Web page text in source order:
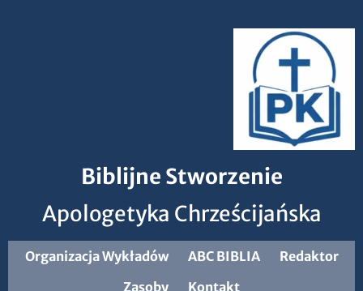
Biblijne Stworzenie
Apologetyka Chrześcijańska
Organizacja Wykładów ABC BIBLIA
Redaktor
Zasoby
Kontakt